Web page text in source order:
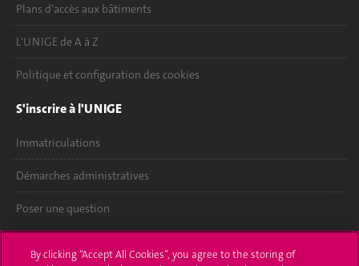
Plans d'accès aux bâtiments
L'UNIGE de A à Z
Politique et configuration des cookies
S'inscrire à l'UNIGE
Immatriculations
Démarches administratives
Poser une question
By clicking “Accept All Cookies”, you agree to the storing of